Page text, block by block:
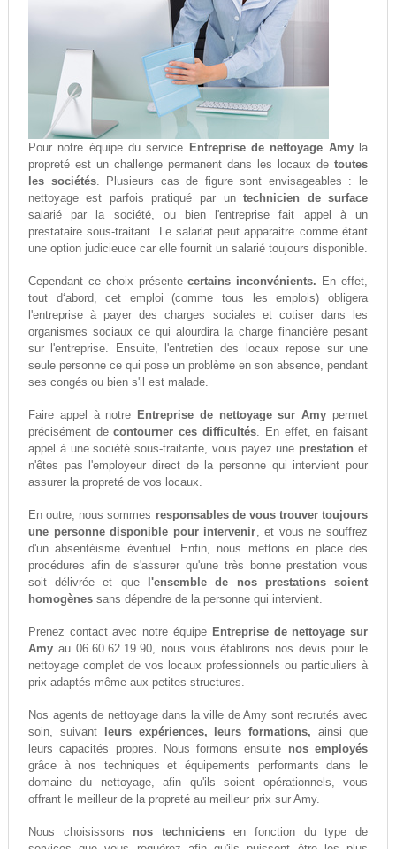
Pour notre équipe du service Entreprise de nettoyage Amyla
propreté est un challenge permanent dans les locaux detoutes
les sociétés. Plusieurs cas de figure sont envisageables : le
nettoyage est parfois pratiqué par untechnicien de surface
salarié par la société, ou bien l'entreprise fait appel à un
prestataire sous-traitant. Le salariat peut apparaitre comme étant
une option judicieuce car elle fournit un salarié toujours disponible.
Cependant ce choix présentecertains inconvénients. En effet,
tout d‘abord, cet emploi (comme tous les emplois) obligera
l'entreprise à payer des charges sociales et cotiser dans les
organismes sociaux ce qui alourdira la charge financière pesant
sur l'entreprise. Ensuite, l'entretien des locaux repose sur une
seule personne ce qui pose un problème en son absence, pendant
ses congés ou bien s'il est malade.
Faire appel à notre Entreprise de nettoyage sur Amy permet
précisément decontourner ces difficultés. En effet, en faisant
appel à une société sous-traitante, vous payez une prestation et
n'êtes pas l'employeur direct de la personne qui intervient pour
assurer la propreté de vos locaux.
En outre, nous sommes responsables de vous trouver toujours
une personne disponible pour intervenir, et vous ne souffrez
d'un absentéisme éventuel. Enfin, nous mettons en place des
procédures afin de s'assurer qu'une très bonne prestation vous
soit délivrée et que
l'ensemble de nos prestations soient
homogènessans dépendre de la personne qui intervient.
Prenez contact avec notre équipe Entreprise de nettoyage sur
Amyau 06.60.62.19.90, nous vous établirons nos devis pour le
nettoyage complet de vos locaux professionnels ou particuliers à
prix adaptés même aux petites structures.
Nos agents de nettoyage dans la ville de Amy sont recrutés avec
soin, suivant
leurs expériences, leurs formations, ainsi que
leurs capacités propres. Nous formons ensuite nos employés
grâce à nos techniques et équipements performants dans le
domaine du nettoyage, afin qu'ils soient opérationnels, vous
offrant le meilleur de la propreté au meilleur prix sur Amy.
Nous choisissons nos techniciens en fonction du type de